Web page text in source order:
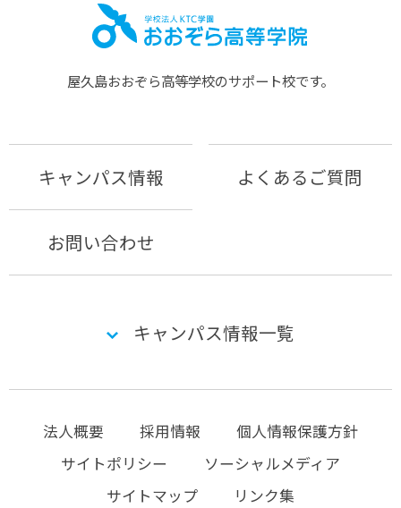
屋久島おおぞら⾼等学校のサポート校です。
キャンパス情報 よくあるご質問
お問い合わせ
キャンパス情報一覧
法人概要 採用情報
個人情報保護方針
サイトポリシー
ソーシャルメディア
サイトマップ
リンク集